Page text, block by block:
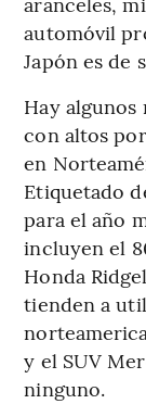
automóvil
Japón es de
Hay algunos
con altos
en
Etiquetado
para el año
incluyen el
Honda
tienden a
y el SUV
ninguno.